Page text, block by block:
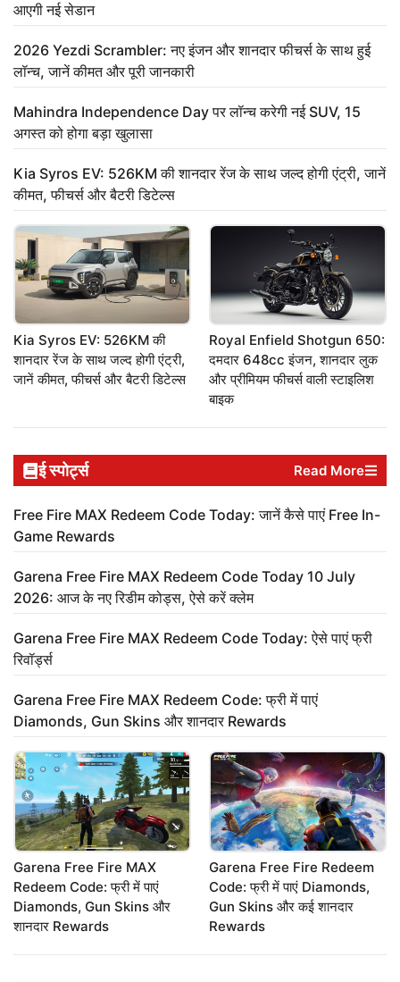
आएगी नई सेडान
2026 Yezdi Scrambler: नए इंजन और शानदार फीचर्स के साथ हुई
लॉन्च, जानें कीमत और पूरी जानकारी
Mahindra Independence Day पर लॉन्च करेगी नई SUV, 15
अगस्त को होगा बड़ा खुलासा
Kia Syros EV: 526KM की शानदार रेंज के साथ जल्द होगी एंट्री, जानें
कीमत, फीचर्स और बैटरी डिटेल्स
Kia Syros EV: 526KM की
शानदार रेंज के साथ जल्द होगी एंट्री,
जानें कीमत, फीचर्स और बैटरी डिटेल्स
Royal Enfield Shotgun 650:
दमदार 648cc इंजन, शानदार लुक
और प्रीमियम फीचर्स वाली स्टाइलिश
बाइक
ई स्पोर्ट्स Read More
Free Fire MAX Redeem Code Today: जानें कैसे पाएं Free In-
Game Rewards
Garena Free Fire MAX Redeem Code Today 10 July
2026: आज के नए रिडीम कोड्स, ऐसे करें क्लेम
Garena Free Fire MAX Redeem Code Today: ऐसे पाएं फ्री
रिवॉर्ड्स
Garena Free Fire MAX Redeem Code: फ्री में पाएं
Diamonds, Gun Skins और शानदार Rewards
Garena Free Fire MAX
Redeem Code: फ्री में पाएं
Diamonds, Gun Skins और
शानदार Rewards
Garena Free Fire Redeem
Code: फ्री में पाएं Diamonds,
Gun Skins और कई शानदार
Rewards